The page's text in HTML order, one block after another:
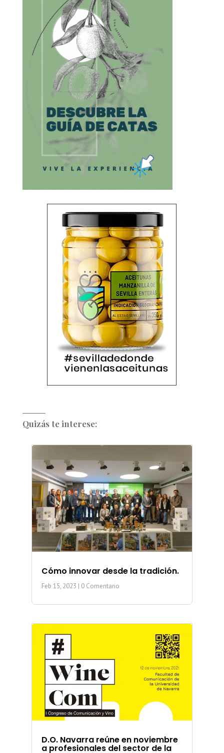
Quizás te interese:
Cómo innovar desde la tradición.
Feb 15, 2023 | 0 Comentario
D.O. Navarra reúne en noviembre
a profesionales del sector de la